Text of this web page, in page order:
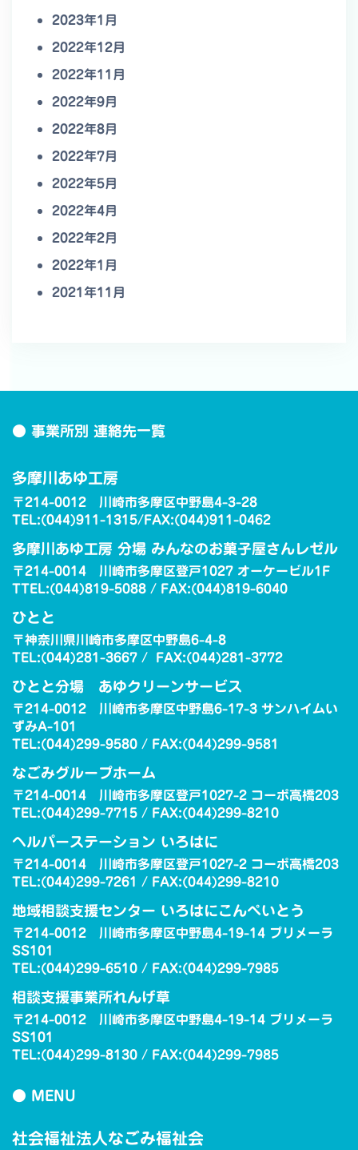
2023年1月
2022年12月
2022年11月
2022年9月
2022年8月
2022年7月
2022年5月
2022年4月
2022年2月
2022年1月
2021年11月
● 事業所別 連絡先一覧
多摩川あゆ工房
〒214-0012 川崎市多摩区中野島4-3-28
TEL:(044)911-1315/FAX:(044)911-0462
多摩川あゆ工房 分場 みんなのお菓子屋さんレゼル
〒214-0014 川崎市多摩区登戸1027 オーケービル1F
TTEL:(044)819-5088 / FAX:(044)819-6040
ひとと
〒神奈川県川崎市多摩区中野島6-4-8
TEL:(044)281-3667 / FAX:(044)281-3772
ひとと分場 あゆクリーンサービス
〒214-0012 川崎市多摩区中野島6-17-3 サンハイムい
ずみA-101
TEL:(044)299-9580 / FAX:(044)299-9581
なごみグループホーム
〒214-0014 川崎市多摩区登戸1027-2 コーポ高橋203
TEL:(044)299-7715 / FAX:(044)299-8210
ヘルパーステーション いろはに
〒214-0014 川崎市多摩区登戸1027-2 コーポ高橋203
TEL:(044)299-7261 / FAX:(044)299-8210
地域相談支援センター いろはにこんぺいとう
〒214-0012 川崎市多摩区中野島4-19-14 プリメーラ
SS101
TEL:(044)299-6510 / FAX:(044)299-7985
相談支援事業所れんげ草
〒214-0012 川崎市多摩区中野島4-19-14 プリメーラ
SS101
TEL:(044)299-8130 / FAX:(044)299-7985
● MENU
社会福祉法人なごみ福祉会